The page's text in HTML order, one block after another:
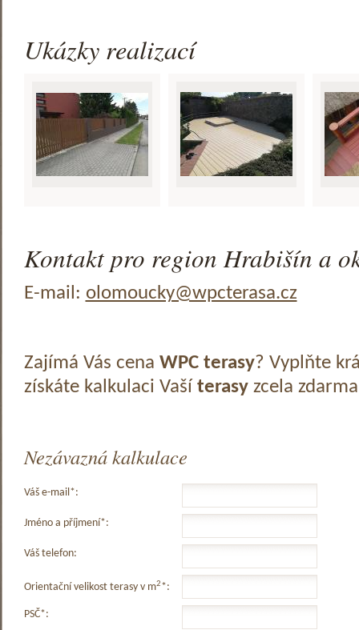
Ukázky realizací
Kontakt pro region Hrabišín a
E-mail: olomoucky@wpcterasa.cz
Zajímá Vás cena WPC terasy? Vyplňte
získáte kalkulaci Vaší terasyzcela
Nezávazná kalkulace
Váš e-mail*:
Jméno a příjmení*:
Váš telefon:
Orientační velikost terasy v m2*:
PSČ*: